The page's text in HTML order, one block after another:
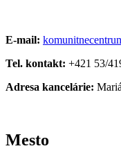
E-mail:
Tel. kontakt: +421 53/
Adresa kancelárie:
Mesto